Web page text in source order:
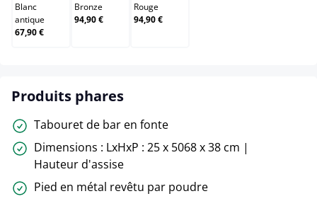
Blanc
antique
67,90 €
Bronze
94,90 €
Rouge
94,90 €
Produits phares
Tabouret de bar en fonte
Dimensions : LxHxP : 25 x 5068 x 38 cm |
Hauteur d'assise
Pied en métal revêtu par poudre